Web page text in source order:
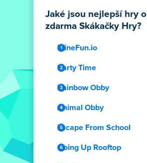
Jaké jsou nejlepší hry
zdarma Skákačky Hry?
MineFun.io
Party Time
Rainbow Obby
Animal Obby
Escape From School
Going Up Rooftop